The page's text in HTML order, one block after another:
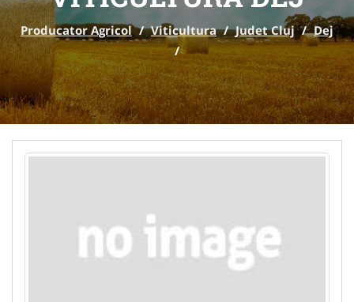
Producator Agricol / Viticultura / Judet Cluj / Dej
/